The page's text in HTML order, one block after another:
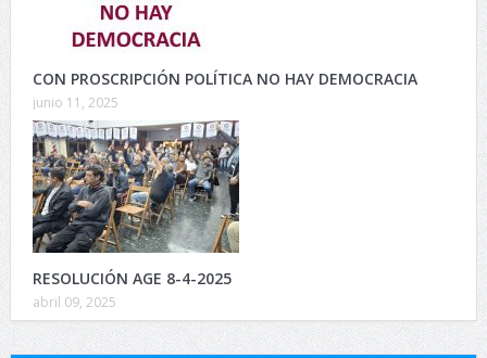
CON PROSCRIPCIÓN POLÍTICA NO HAY DEMOCRACIA
junio 11, 2025
RESOLUCIÓN AGE 8-4-2025
abril 09, 2025